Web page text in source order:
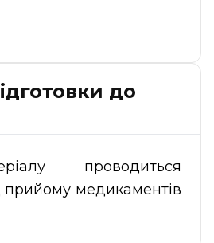
до
проводиться
прийому медикаментів